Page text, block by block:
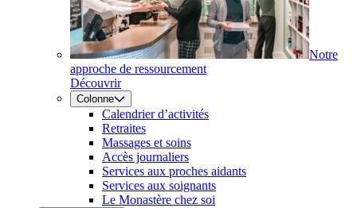
Notre
approche de ressourcement
Découvrir
Colonne
Calendrier d’activités
Retraites
Massages et soins
Accès journaliers
Services aux proches aidants
Services aux soignants
Le Monastère chez soi